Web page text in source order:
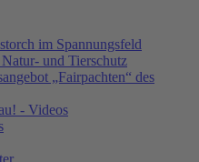
im Spannungsfeld
und Tierschutz
„Fairpachten“ des
- Videos